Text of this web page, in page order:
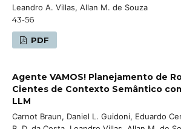
Leandro A. Villas, Allan M. de Souza
43-56
PDF
Agente VAMOS! Planejamento de
Cientes de Contexto Semântico
LLM
Carnot Braun, Daniel L. Guidoni, Eduardo